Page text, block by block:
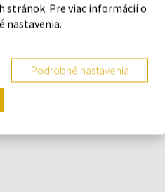
stránok. Pre viac informácií o
nastavenia.
Podrobné nastavenia